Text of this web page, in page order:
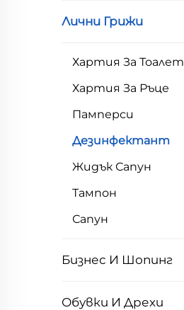
Лични Грижи
Хартия За Тоалет
Хартия За Ръце
Памперси
Дезинфектант
Жидък Сапун
Тампон
Сапун
Бизнес И Шопинг
Обувки И Дрехи